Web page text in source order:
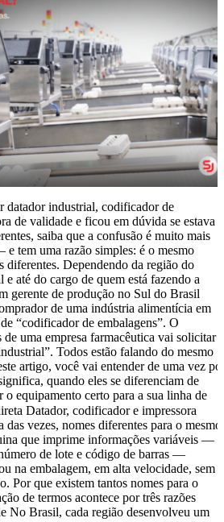
datador industrial, codificador de
de validade e ficou em dúvida se estava
saiba que a confusão é muito mais
tem uma razão simples: é o mesmo
diferentes. Dependendo da região do
até do cargo de quem está fazendo a
gerente de produção no Sul do Brasil
de uma indústria alimentícia em
“codificador de embalagens”. O
de uma empresa farmacêutica vai solicitar
Todos estão falando do mesmo
artigo, você vai entender de uma vez
quando eles se diferenciam de
o equipamento certo para a sua linha de
Datador, codificador e impressora
vezes, nomes diferentes para o mesmo
que imprime informações variáveis —
de lote e código de barras —
na embalagem, em alta velocidade, sem
Por que existem tantos nomes para o
de termos acontece por três razões
No Brasil, cada região desenvolveu um